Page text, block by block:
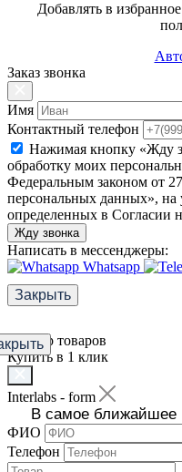
Добавлять в
Заказ звонка
Имя
Контактный телефон
Нажимая кнопку «Жду
обработку моих
Федеральным законом от
персональных данных», на
определенных в Согласии
Жду звонка
Написать в мессенджеры:
Whatsapp
Закрыть
Фильтр товаров
Купить в 1 клик
Interlabs - form
В самое ближайшее
ФИО
Телефон